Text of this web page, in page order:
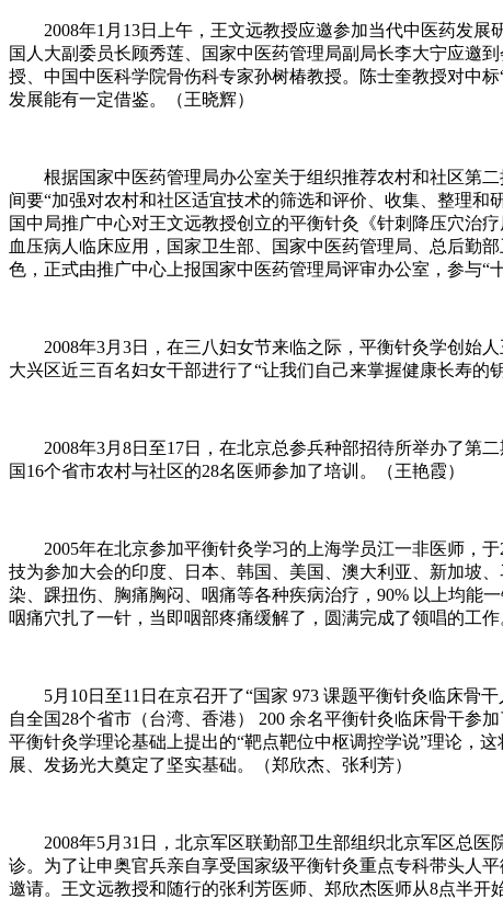
2008年1月13日上午，王文远教授应邀参加当代中医药发展
国人大副委员长顾秀莲、国家中医药管理局副局长李大宁应邀
授、中国中医科学院骨伤科专家孙树椿教授。陈士奎教授对中
发展能有一定借鉴。（王晓辉）
根据国家中医药管理局办公室关于组织推荐农村和社区第二
间要“加强对农村和社区适宜技术的筛选和评价、收集、整理
国中局推广中心对王文远教授创立的平衡针灸《针刺降压穴治
血压病人临床应用，国家卫生部、国家中医药管理局、总后勤
色，正式由推广中心上报国家中医药管理局评审办公室，参与“
2008年3月3日，在三八妇女节来临之际，平衡针灸学创始人
大兴区近三百名妇女干部进行了“让我们自己来掌握健康长寿
2008年3月8日至17日，在北京总参兵种部招待所举办了第二
国16个省市农村与社区的28名医师参加了培训。（王艳霞）
2005年在北京参加平衡针灸学习的上海学员江一非医师，于
技为参加大会的印度、日本、韩国、美国、澳大利亚、新加坡
染、踝扭伤、胸痛胸闷、咽痛等各种疾病治疗，90% 以上均能
咽痛穴扎了一针，当即咽部疼痛缓解了，圆满完成了领唱的工作
5月10日至11日在京召开了“国家 973 课题平衡针灸临床骨
自全国28个省市（台湾、香港） 200 余名平衡针灸临床骨干参
平衡针灸学理论基础上提出的“靶点靶位中枢调控学说”理论，
展、发扬光大奠定了坚实基础。（郑欣杰、张利芳）
2008年5月31日，北京军区联勤部卫生部组织北京军区总医
诊。为了让申奥官兵亲自享受国家级平衡针灸重点专科带头人
邀请。王文远教授和随行的张利芳医师、郑欣杰医师从8点半